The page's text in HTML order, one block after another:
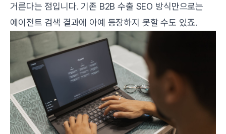
거른다는 점입니다. 기존 B2B 수출 SEO 방식만으로는
에이전트 검색 결과에 아예 등장하지 못할 수도 있죠.